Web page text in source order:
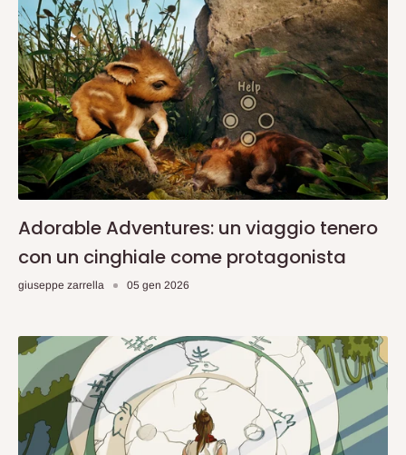
Adorable Adventures: un viaggio tenero
con un cinghiale come protagonista
giuseppe zarrella 05 gen 2026